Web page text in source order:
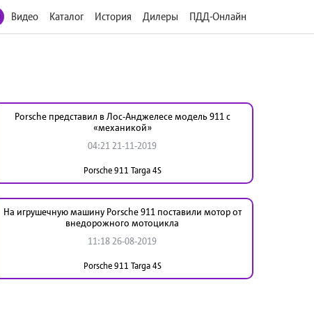
Видео Каталог История Дилеры ПДД-Онлайн
Porsche представил в Лос-Анджелесе модель 911 с
«механикой»
04:21 21-11-2019
Porsche 911 Targa 4S
На игрушечную машину Porsche 911 поставили мотор от
внедорожного мотоцикла
11:18 26-08-2019
Porsche 911 Targa 4S